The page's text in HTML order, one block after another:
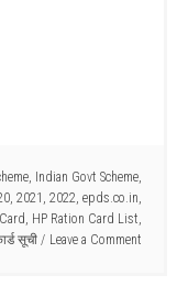
, Indian Govt Scheme,
, 2021 2022 epds.co.in
HP Ration Card List
सूची
Leave a Comment